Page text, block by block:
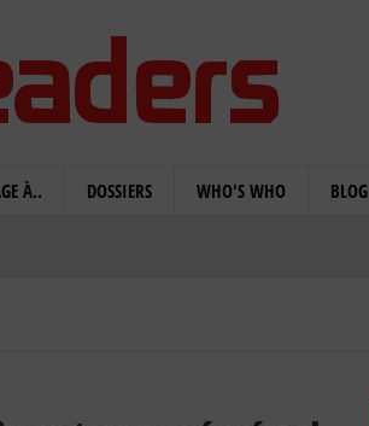
À.. DOSSIERS WHO'S WHO BLOG